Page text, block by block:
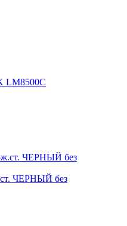
LM8500C
ЧЕРНЫЙ без